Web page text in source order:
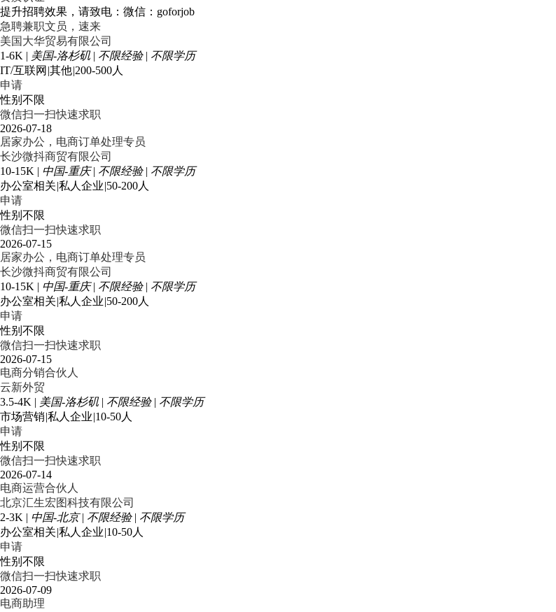
提升招聘效果，请致电：微信：goforjob
急聘兼职文员，速来
美国大华贸易有限公司
1-6K | 美国-洛杉矶 | 不限经验 | 不限学历
IT/互联网 |其他|200-500人
申请
性别不限
微信扫一扫快速求职
2026-07-18
居家办公，电商订单处理专员
长沙微抖商贸有限公司
10-15K | 中国-重庆 | 不限经验 | 不限学历
办公室相关|私人企业|50-200人
申请
性别不限
微信扫一扫快速求职
2026-07-15
居家办公，电商订单处理专员
长沙微抖商贸有限公司
10-15K | 中国-重庆 | 不限经验 | 不限学历
办公室相关|私人企业|50-200人
申请
性别不限
微信扫一扫快速求职
2026-07-15
电商分销合伙人
云新外贸
3.5-4K | 美国-洛杉矶 | 不限经验 | 不限学历
市场营销|私人企业|10-50人
申请
性别不限
微信扫一扫快速求职
2026-07-14
电商运营合伙人
北京汇生宏图科技有限公司
2-3K | 中国-北京 | 不限经验 | 不限学历
办公室相关|私人企业|10-50人
申请
性别不限
微信扫一扫快速求职
2026-07-09
电商助理